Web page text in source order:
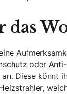
das
oder
Diese könnt